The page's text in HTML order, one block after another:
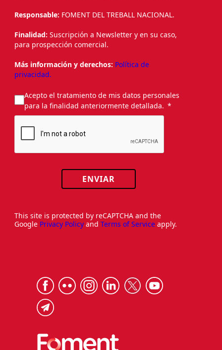
Responsable: FOMENT DEL TREBALL NACIONAL.
Finalidad: Suscripción a Newsletter y en su caso,
para prospección comercial.
Más información y derechos: Política de
privacidad.
Acepto el tratamiento de mis datos personales
para la finalidad anteriormente detallada.
ENVIAR
This site is protected by reCAPTCHA and the
Google Privacy Policy and Terms of Service apply.